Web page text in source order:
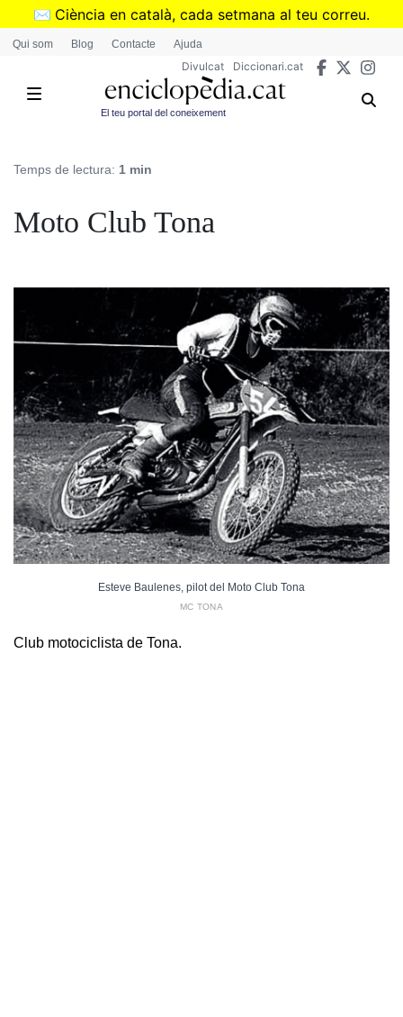
Vés
✉️ Ciència en català, cada setmana al teu correu.
➜Subscriu-te al butlletí de Divulcat
Qui som Blog Contacte Ajuda
Divulcat Diccionari.cat
El teu portal del coneixement
Temps de lectura: 1 min
Moto Club Tona
Esteve Baulenes, pilot del Moto Club Tona
MC TONA
Club motociclista de Tona.